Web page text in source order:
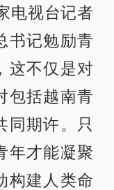
电视台记者
书记勉励青
这不仅是对
包括越南青
同期许。只
年才能凝聚
构建人类命